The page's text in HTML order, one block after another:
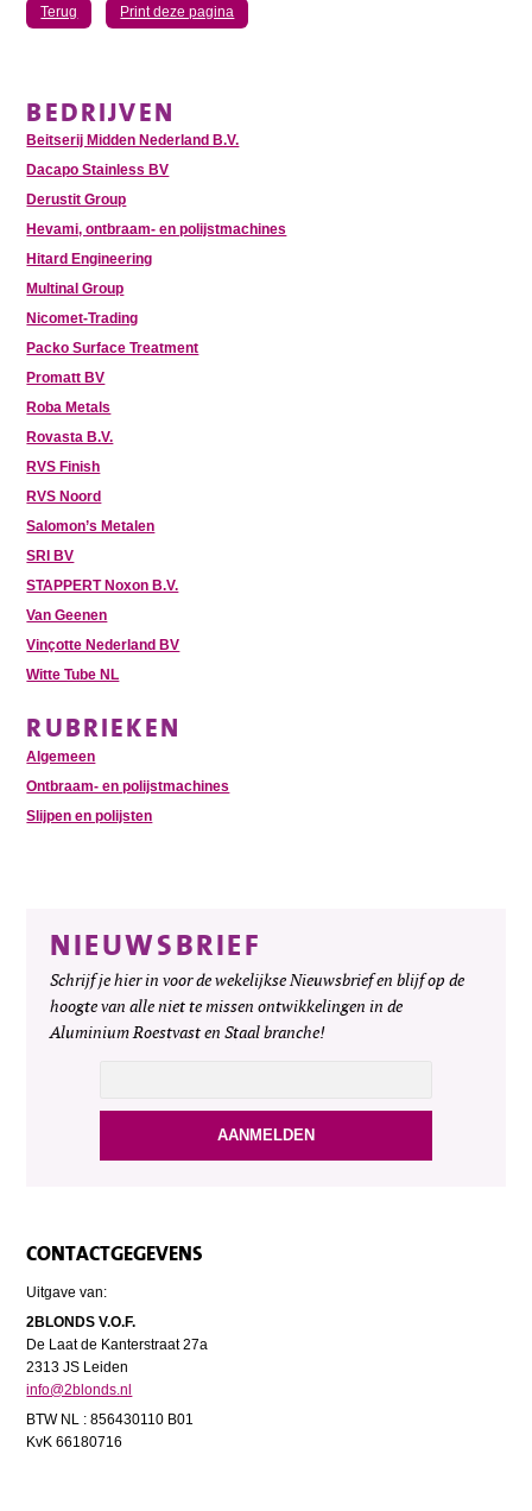
Terug Print deze pagina
BEDRIJVEN
Beitserij Midden Nederland B.V.
Dacapo Stainless BV
Derustit Group
Hevami, ontbraam- en polijstmachines
Hitard Engineering
Multinal Group
Nicomet-Trading
Packo Surface Treatment
Promatt BV
Roba Metals
Rovasta B.V.
RVS Finish
RVS Noord
Salomon’s Metalen
SRI BV
STAPPERT Noxon B.V.
Van Geenen
Vinçotte Nederland BV
Witte Tube NL
RUBRIEKEN
Algemeen
Ontbraam- en polijstmachines
Slijpen en polijsten
NIEUWSBRIEF
Schrijf je hier in voor de wekelijkse Nieuwsbrief en blijf op de
hoogte van alle niet te missen ontwikkelingen in de
Aluminium Roestvast en Staal branche!
CONTACTGEGEVENS
Uitgave van:
2BLONDS V.O.F.
De Laat de Kanterstraat 27a
2313 JS Leiden
info@2blonds.nl
BTW NL : 856430110 B01
KvK 66180716